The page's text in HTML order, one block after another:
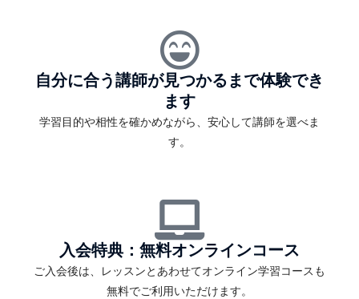
自分に合う講師が見つかるまで体験でき
ます
学習目的や相性を確かめながら、安心して講師を選べま
す。
入会特典：無料オンラインコース
ご入会後は、レッスンとあわせてオンライン学習コースも
無料でご利用いただけます。